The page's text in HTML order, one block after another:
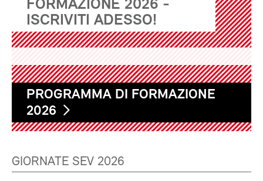
FORMAZIONE 2026 -
ISCRIVITI ADESSO!
PROGRAMMA DI FORMAZIONE
2026
GIORNATE SEV 2026